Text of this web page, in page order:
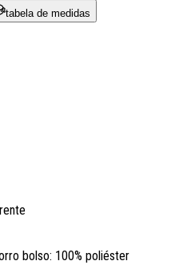
tabela de medidas
bolso: 100% poliéster